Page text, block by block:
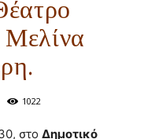
1022
στο Δημοτικό